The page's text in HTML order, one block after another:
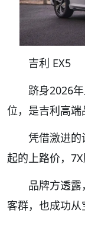
吉利 EX5
跻身2026
位，是吉利高端
凭借激进
起的上路价，7X
品牌方透
客群，也成功从